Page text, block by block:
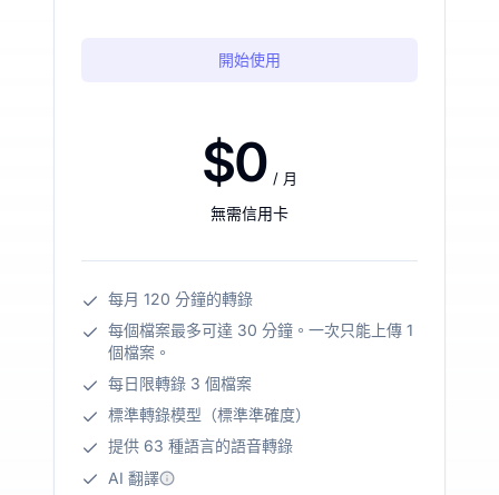
開始使用
$0 / 月
無需信用卡
每月 120 分鐘的轉錄
每個檔案最多可達 30 分鐘。一次只能上傳 1
個檔案。
每日限轉錄 3 個檔案
標準轉錄模型（標準準確度）
提供 63 種語言的語音轉錄
AI 翻譯